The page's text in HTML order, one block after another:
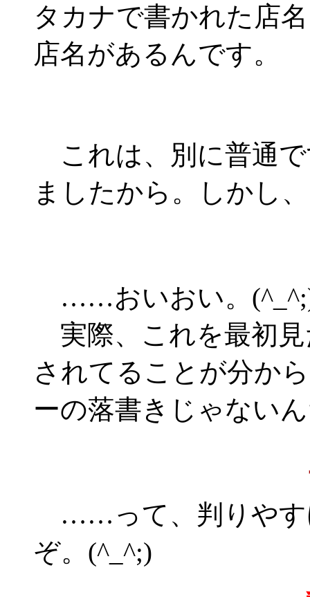
タカナで書かれた店
店名があるんです。
これは、別に普通
ましたから。しかし、
……おいおい。
実際、これを最初見
されてることが分か
ーの落書きじゃない
……って、判りやす
ぞ。(^_^;)